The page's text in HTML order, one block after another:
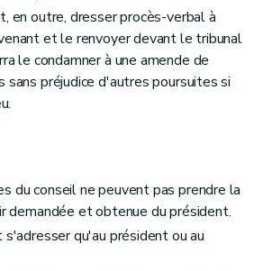
en outre, dresser procès-verbal à
et le renvoyer devant le tribunal
le condamner à une amende de
sans préjudice d'autres poursuites si
du conseil ne peuvent pas prendre la
demandée et obtenue du président.
qu'au président ou au